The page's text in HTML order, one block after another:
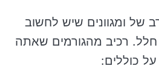
של ומגוונים שיש לחשוב
רכיב מהגורמים שאתה
כוללים: